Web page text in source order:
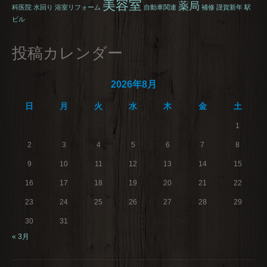
科医院 水回り 浴室リフォーム 美容室 自動車関連 薬局 補修 謹賀新年 駅
ビル
投稿カレンダー
2026年8月
日 月 火 水 木 金 土
1
2 3 4 5 6 7 8
9 10 11 12 13 14 15
16 17 18 19 20 21 22
23 24 25 26 27 28 29
30
31
« 3月